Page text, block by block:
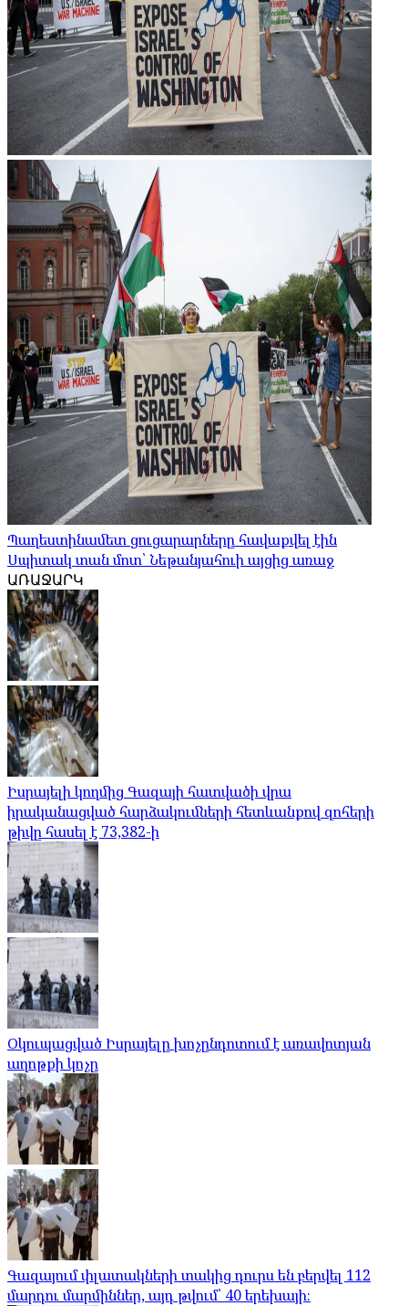
Պաղեստինամետ ցուցարարները հավաքվել էին
Սպիտակ տան մոտ՝ Նեթանյահուի այցից առաջ
ԱՌԱՋԱՐԿ
Իսրայելի կողմից Գազայի հատվածի վրա
իրականացված հարձակումների հետևանքով զոհերի
թիվը հասել է 73,382-ի
Օկուպացված Իսրայելը խոչընդոտում է առավոտյան
աղոթքի կոչը
Գազայում փլատակների տակից դուրս են բերվել 112
մարդու մարմիններ, այդ թվում՝ 40 երեխայի։